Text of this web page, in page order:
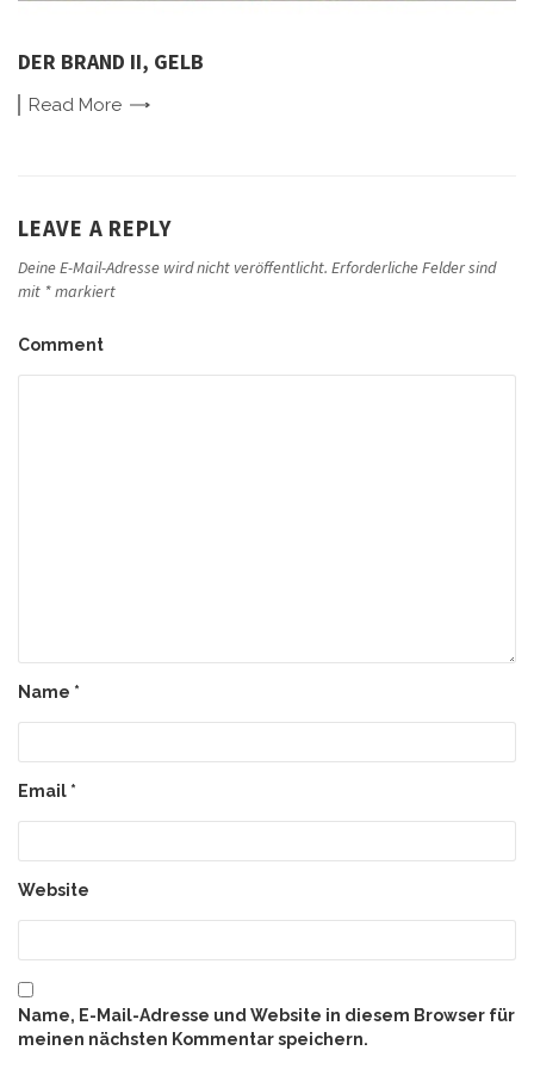
DER BRAND II, GELB
Read More
LEAVE A REPLY
Deine E-Mail-Adresse wird nicht veröffentlicht. Erforderliche Felder sind
mit *markiert
Comment
Name *
Email *
Website
Name, E-Mail-Adresse und Website in diesem Browser für
meinen nächsten Kommentar speichern.